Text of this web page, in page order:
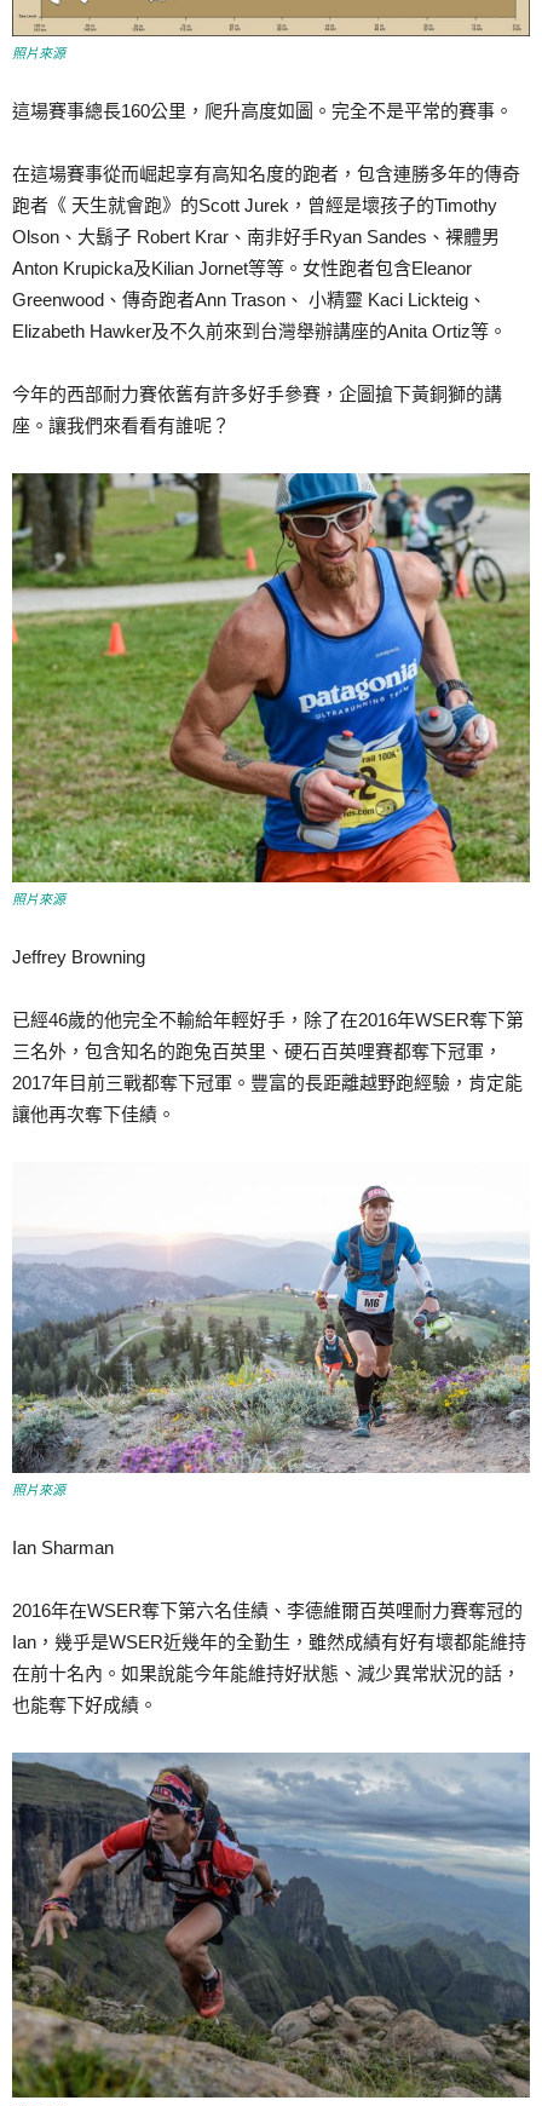
照片來源
這場賽事總長160公里，爬升高度如圖。完全不是平常的賽事。
在這場賽事從而崛起享有高知名度的跑者，包含連勝多年的傳奇
跑者《 天生就會跑》的Scott Jurek，曾經是壞孩子的Timothy
Olson、大鬍子 Robert Krar、南非好手Ryan Sandes、裸體男
Anton Krupicka及Kilian Jornet等等。女性跑者包含Eleanor
Greenwood、傳奇跑者Ann Trason、 小精靈 Kaci Lickteig、
Elizabeth Hawker及不久前來到台灣舉辦講座的Anita Ortiz等。
今年的西部耐力賽依舊有許多好手參賽，企圖搶下黃銅獅的講
座。讓我們來看看有誰呢？
照片來源
Jeffrey Browning
已經46歲的他完全不輸給年輕好手，除了在2016年WSER奪下第
三名外，包含知名的跑兔百英里、硬石百英哩賽都奪下冠軍，
2017年目前三戰都奪下冠軍。豐富的長距離越野跑經驗，肯定能
讓他再次奪下佳績。
照片來源
Ian Sharman
2016年在WSER奪下第六名佳績、李德維爾百英哩耐力賽奪冠的
Ian，幾乎是WSER近幾年的全勤生，雖然成績有好有壞都能維持
在前十名內。如果說能今年能維持好狀態、減少異常狀況的話，
也能奪下好成績。